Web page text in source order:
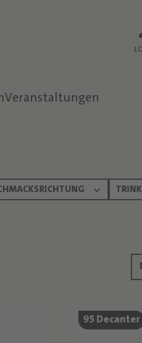
Veranstaltungen
95 Decanter